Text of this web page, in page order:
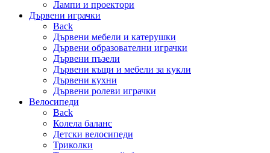
Лампи и проектори
Дървени играчки
Back
Дървени мебели и катерушки
Дървени образователни играчки
Дървени пъзели
Дървени къщи и мебели за кукли
Дървени кухни
Дървени ролеви играчки
Велосипеди
Back
Колела баланс
Детски велосипеди
Триколки